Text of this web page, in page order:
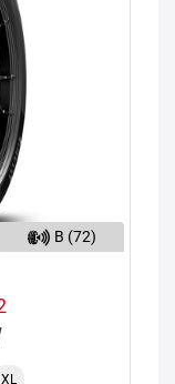
B (72)
XL